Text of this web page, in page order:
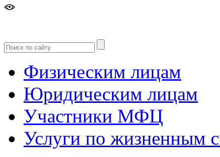
Физическим лицам
Юридическим лицам
Участники МФЦ
Услуги по жизненным